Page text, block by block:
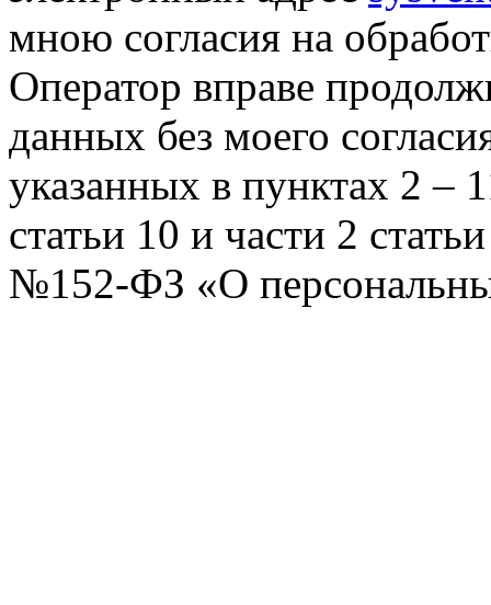
мною согласия на
Оператор вправе
данных без моего
указанных в пунктах 2 –
статьи 10 и части 2
№152-ФЗ «О